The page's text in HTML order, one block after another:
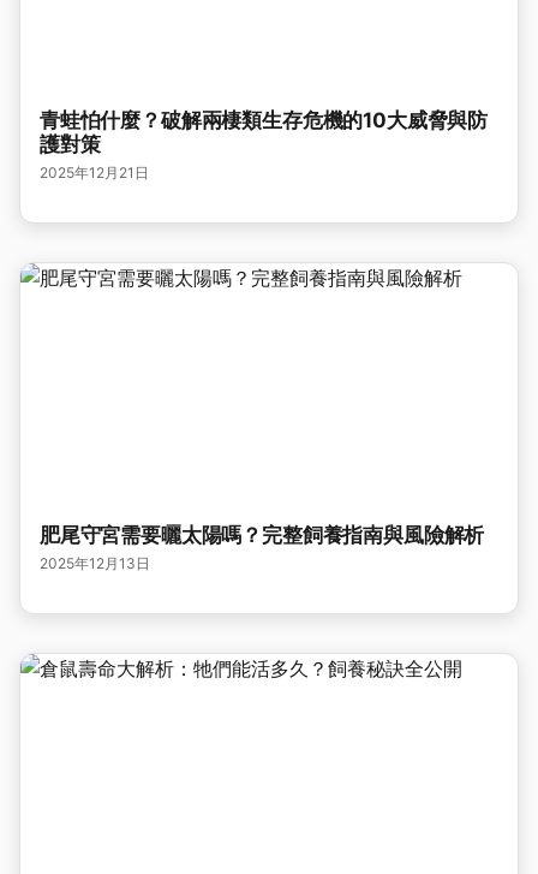
青蛙怕什麼？破解兩棲類生存危機的10大威脅與防
護對策
2025年12月21日
肥尾守宮需要曬太陽嗎？完整飼養指南與風險解析
2025年12月13日